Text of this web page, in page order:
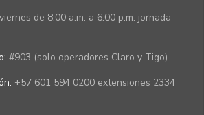
de 8:00 a.m. a 6:00 p.m. jornada
#903 (solo operadores Claro y Tigo)
+57 601 594 0200 extensiones 2334